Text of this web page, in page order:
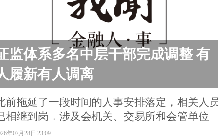
监体系多名中层干部完成调整 有
履新有人调离
前拖延了一段时间的人事安排落定，相关人
相继到岗，涉及会机关、交易所和会管单位
年07月28日 23:09